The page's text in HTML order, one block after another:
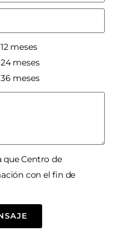
meses
meses
meses
Centro de
con el fin de